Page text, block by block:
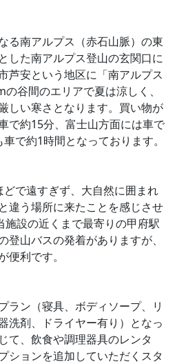
る南アルプス（赤石山脈）の東
した南アルプス登山の玄関口に
芦安という地区に「南アルプス
谷間のエリアで夏は涼しく、
しい寒さとなります。買い物が
で約15分、富士山方面には車で
で約1時間となっております。
で遠すぎず、大自然に囲まれ
違う場所に来たことを感じさせ
設の近くまで最寄りの甲府駅
山バスの発着がありますが、
便利です。
ラン（寝具、ボディソープ、リ
洗剤、ドライヤー有り）となっ
て、飲食や調理器具のレンタ
ションを追加していただくスタ